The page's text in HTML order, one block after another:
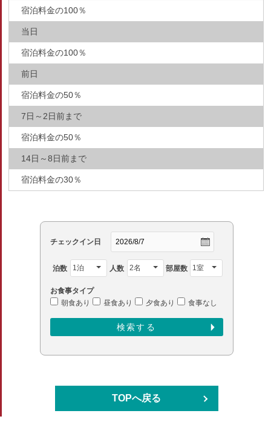
宿泊料金の100％
当日
宿泊料金の100％
前日
宿泊料金の50％
7日～2日前まで
宿泊料金の50％
14日～8日前まで
宿泊料金の30％
チェックイン日
泊数 人数 部屋数
お食事タイプ
朝食あり
昼食あり 夕食あり 食事なし
TOPへ戻る